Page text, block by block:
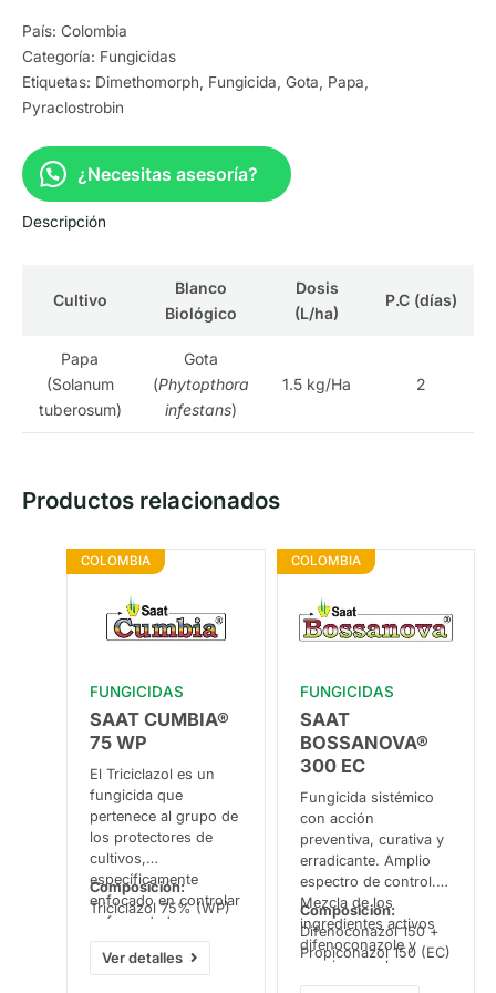
País: Colombia
Categoría: Fungicidas
Etiquetas: Dimethomorph Fungicida Gota Papa
Pyraclostrobin
¿Necesitas asesoría?
Descripción
Cultivo
Blanco
Biológico
Dosis
(L/ha)
P.C (días)
Papa
(Solanum
tuberosum)
Gota
(Phytopthora
infestans)
1.5 kg/Ha 2
Productos relacionados
COLOMBIA
FUNGICIDAS
SAAT CUMBIA®
75 WP
El Triciclazol es un
fungicida que
pertenece al grupo de
los protectores de
cultivos,
específicamente
enfocado en controlar
enfermedades
fúngicas en plantas,
evita que se forme
Composición:
Triciclazol 75% (WP)
Ver detalles
COLOMBIA
FUNGICIDAS
SAAT
BOSSANOVA®
300 EC
Fungicida sistémico
con acción
preventiva, curativa y
erradicante. Amplio
espectro de control.
Mezcla de los
ingredientes activos
difenoconazole y
propiconazole,
pertenecientes al
Composición:
Difenoconazol 150 +
Propiconazol 150 (EC)